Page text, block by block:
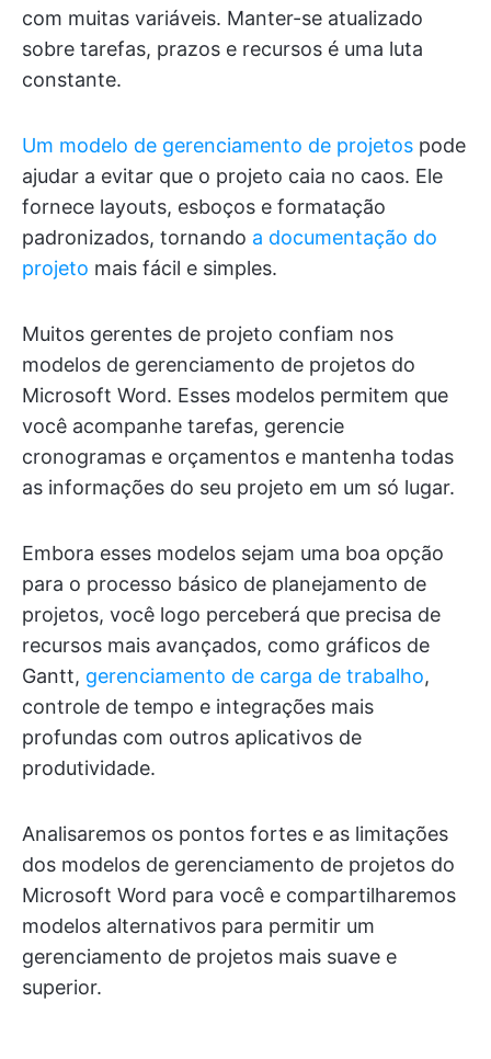
com muitas variáveis. Manter-se atualizado
sobre tarefas, prazos e recursos é uma luta
constante.
Um modelo de gerenciamento de projetos pode
ajudar a evitar que o projeto caia no caos. Ele
fornece layouts, esboços e formatação
padronizados, tornando a documentação do
projeto mais fácil e simples.
Muitos gerentes de projeto confiam nos
modelos de gerenciamento de projetos do
Microsoft Word. Esses modelos permitem que
você acompanhe tarefas, gerencie
cronogramas e orçamentos e mantenha todas
as informações do seu projeto em um só lugar.
Embora esses modelos sejam uma boa opção
para o processo básico de planejamento de
projetos, você logo perceberá que precisa de
recursos mais avançados, como gráficos de
Gantt, gerenciamento de carga de trabalho,
controle de tempo e integrações mais
profundas com outros aplicativos de
produtividade.
Analisaremos os pontos fortes e as limitações
dos modelos de gerenciamento de projetos do
Microsoft Word para você e compartilharemos
modelos alternativos para permitir um
gerenciamento de projetos mais suave e
superior.